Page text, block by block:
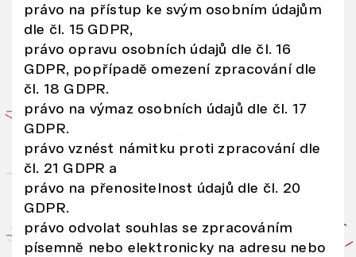
právo na přístup ke svým osobním údajům
dle čl. 15 GDPR,
právo opravu osobních údajů dle čl. 16
GDPR, popřípadě omezení zpracování dle
čl. 18 GDPR.
právo na výmaz osobních údajů dle čl. 17
GDPR.
právo vznést námitku proti zpracování dle
čl. 21 GDPR a
právo na přenositelnost údajů dle čl. 20
GDPR.
právo odvolat souhlas se zpracováním
písemně nebo elektronicky na adresu nebo
o
h
o
u
k
o
m
o
v
at